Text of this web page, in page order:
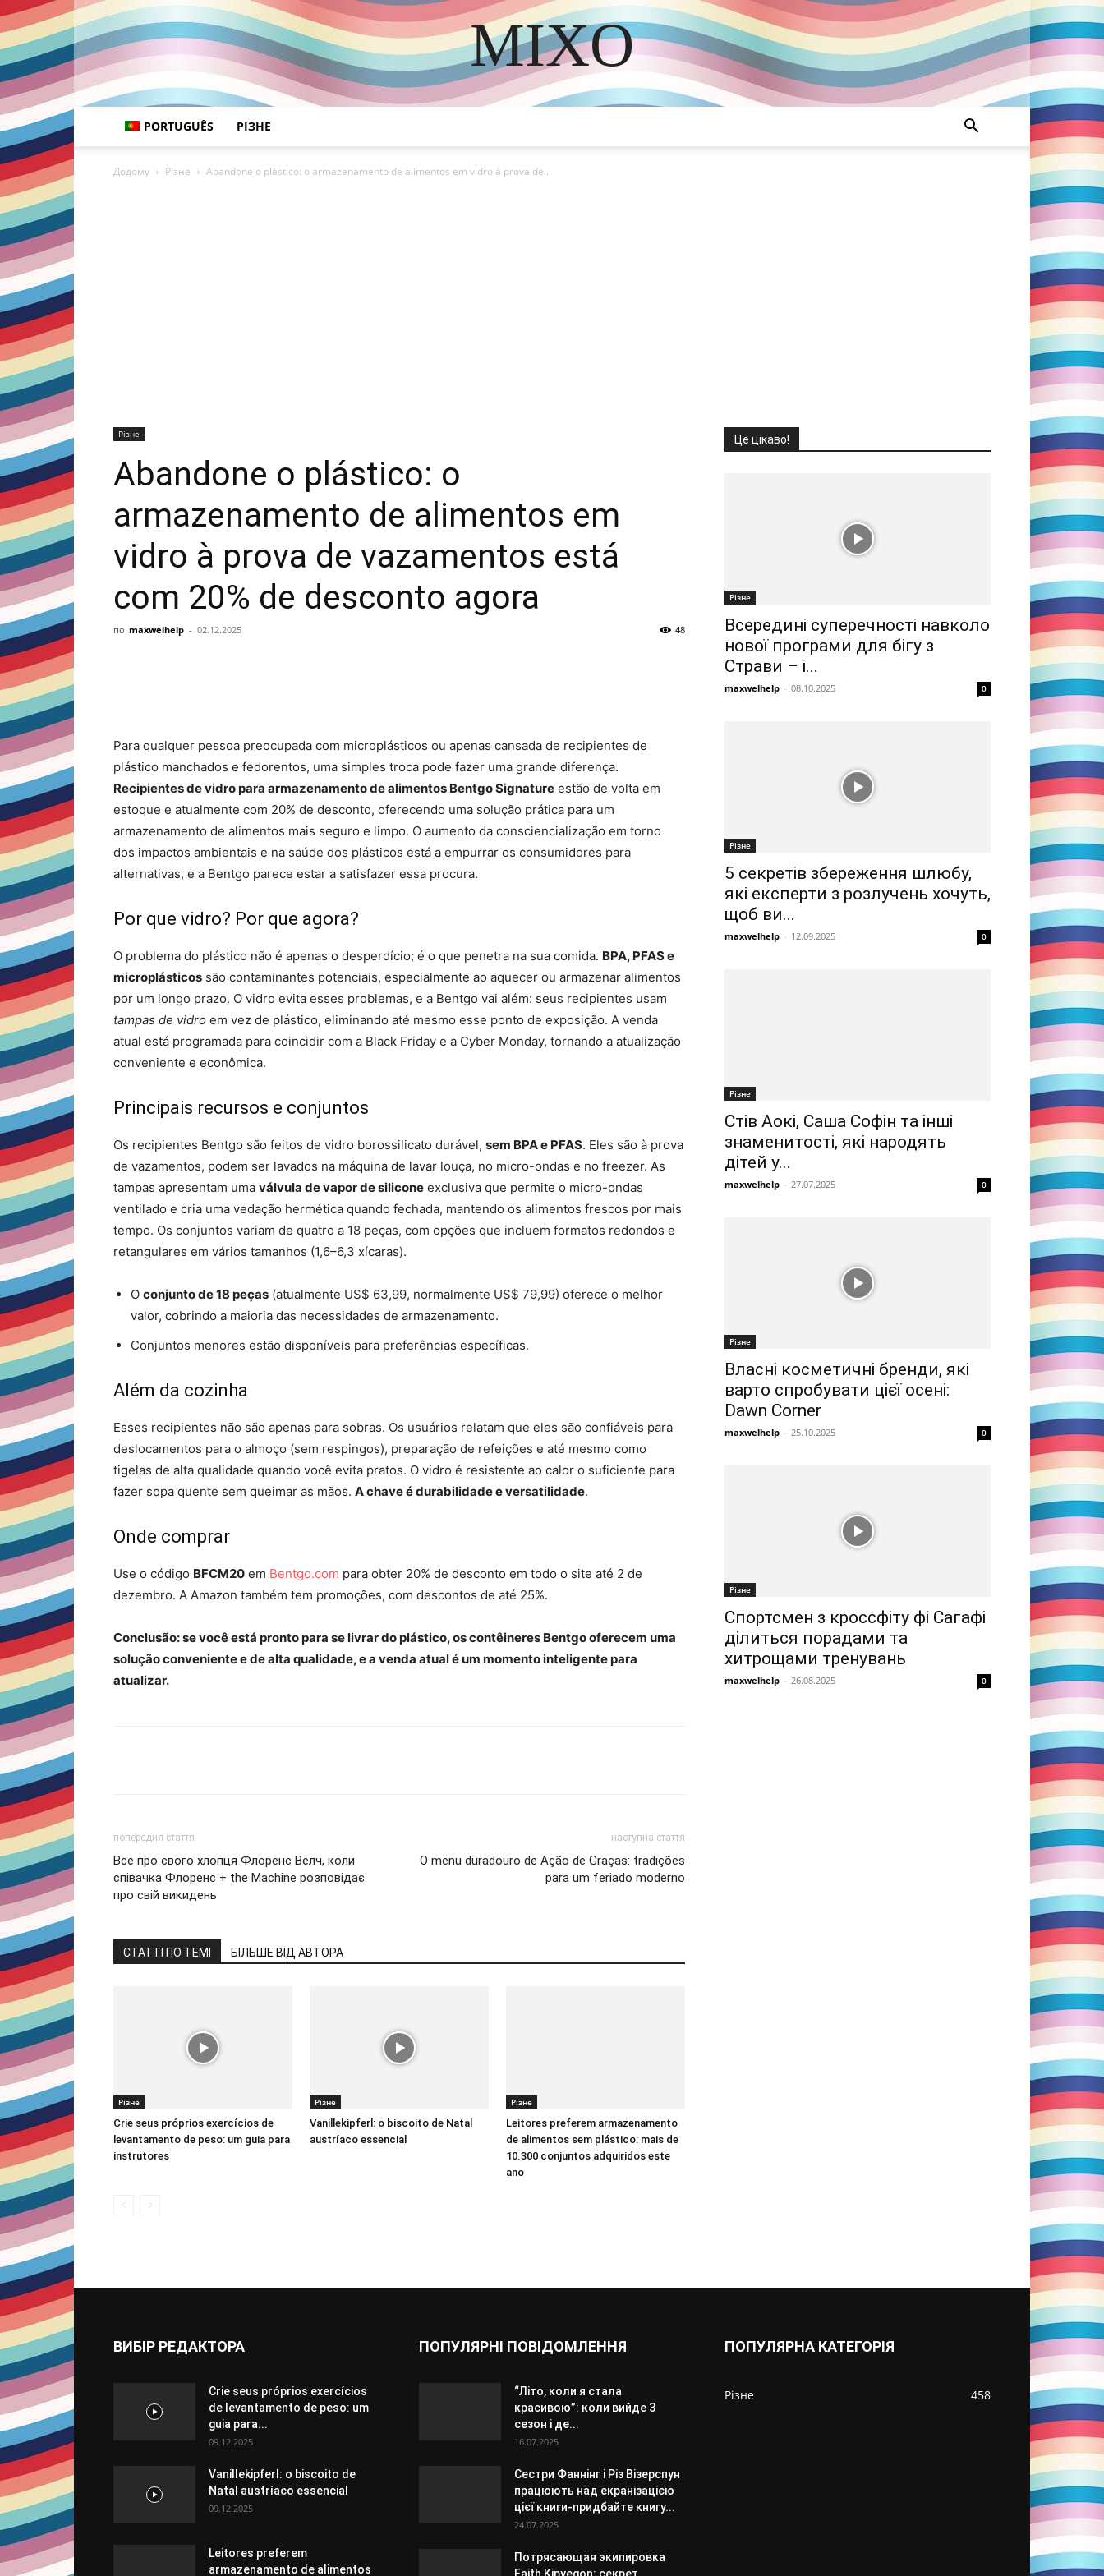
MIXO
DISCOVER THE ART OF PUBLISHING
PORTUGUÊS РІЗНЕ
Додому Різне Abandone o plástico: o armazenamento de alimentos em vidro à prova de...
Різне
Abandone o plástico: o
armazenamento de alimentos em
vidro à prova de vazamentos está
com 20% de desconto agora
по maxwelhelp - 02.12.2025 48
Para qualquer pessoa preocupada com microplásticos ou apenas cansada de recipientes de
plástico manchados e fedorentos, uma simples troca pode fazer uma grande diferença.
Recipientes de vidro para armazenamento de alimentos Bentgo Signature estão de volta em
estoque e atualmente com 20% de desconto, oferecendo uma solução prática para um
armazenamento de alimentos mais seguro e limpo. O aumento da consciencialização em torno
dos impactos ambientais e na saúde dos plásticos está a empurrar os consumidores para
alternativas, e a Bentgo parece estar a satisfazer essa procura.
Por que vidro? Por que agora?
O problema do plástico não é apenas o desperdício; é o que penetra na sua comida. BPA, PFAS e
microplásticos são contaminantes potenciais, especialmente ao aquecer ou armazenar alimentos
por um longo prazo. O vidro evita esses problemas, e a Bentgo vai além: seus recipientes usam
tampas de vidro em vez de plástico, eliminando até mesmo esse ponto de exposição. A venda
atual está programada para coincidir com a Black Friday e a Cyber ​​​​Monday, tornando a atualização
conveniente e econômica.
Principais recursos e conjuntos
Os recipientes Bentgo são feitos de vidro borossilicato durável, sem BPA e PFAS. Eles são à prova
de vazamentos, podem ser lavados na máquina de lavar louça, no micro-ondas e no freezer. As
tampas apresentam uma válvula de vapor de silicone exclusiva que permite o micro-ondas
ventilado e cria uma vedação hermética quando fechada, mantendo os alimentos frescos por mais
tempo. Os conjuntos variam de quatro a 18 peças, com opções que incluem formatos redondos e
retangulares em vários tamanhos (1,6–6,3 xícaras).
O conjunto de 18 peças (atualmente US$ 63,99, normalmente US$ 79,99) oferece o melhor
valor, cobrindo a maioria das necessidades de armazenamento.
Conjuntos menores estão disponíveis para preferências específicas.
Além da cozinha
Esses recipientes não são apenas para sobras. Os usuários relatam que eles são confiáveis ​​​​para
deslocamentos para o almoço (sem respingos), preparação de refeições e até mesmo como
tigelas de alta qualidade quando você evita pratos. O vidro é resistente ao calor o suficiente para
fazer sopa quente sem queimar as mãos. A chave é durabilidade e versatilidade.
Onde comprar
Use o código BFCM20 em Bentgo.com para obter 20% de desconto em todo o site até 2 de
dezembro. A Amazon também tem promoções, com descontos de até 25%.
Conclusão: se você está pronto para se livrar do plástico, os contêineres Bentgo oferecem uma
solução conveniente e de alta qualidade, e a venda atual é um momento inteligente para
atualizar.
попередня стаття
Все про свого хлопця Флоренс Велч, коли
співачка Флоренс + the Machine розповідає
про свій викидень
наступна стаття
O menu duradouro de Ação de Graças: tradições
para um feriado moderno
СТАТТІ ПО ТЕМІ БІЛЬШЕ ВІД АВТОРА
Різне
Crie seus próprios exercícios de
levantamento de peso: um guia para
instrutores
Різне
Vanillekipferl: o biscoito de Natal
austríaco essencial
Різне
Leitores preferem armazenamento
de alimentos sem plástico: mais de
10.300 conjuntos adquiridos este
ano
Це цікаво!
Різне
Всередині суперечності навколо
нової програми для бігу з
Страви – і...
maxwelhelp - 08.10.2025 0
Різне
5 секретів збереження шлюбу,
які експерти з розлучень хочуть,
щоб ви...
maxwelhelp - 12.09.2025 0
Різне
Стів Аокі, Саша Софін та інші
знаменитості, які народять
дітей у...
maxwelhelp - 27.07.2025 0
Різне
Власні косметичні бренди, які
варто спробувати цієї осені:
Dawn Corner
maxwelhelp - 25.10.2025 0
Різне
Спортсмен з кроссфіту фі Сагафі
ділиться порадами та
хитрощами тренувань
maxwelhelp - 26.08.2025 0
ВИБІР РЕДАКТОРА
Crie seus próprios exercícios
de levantamento de peso: um
guia para...
09.12.2025
Vanillekipferl: o biscoito de
Natal austríaco essencial
09.12.2025
Leitores preferem
armazenamento de alimentos
ПОПУЛЯРНІ ПОВІДОМЛЕННЯ
“Літо, коли я стала
красивою”: коли вийде 3
сезон і де...
16.07.2025
Сестри Фаннінг і Різ Візерспун
працюють над екранізацією
цієї книги-придбайте книгу...
24.07.2025
Потрясающая экипировка
ПОПУЛЯРНА КАТЕГОРІЯ
Різне 458